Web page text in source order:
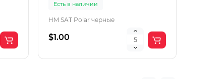
Есть в наличии
HM SAT Polar черные
$1.00